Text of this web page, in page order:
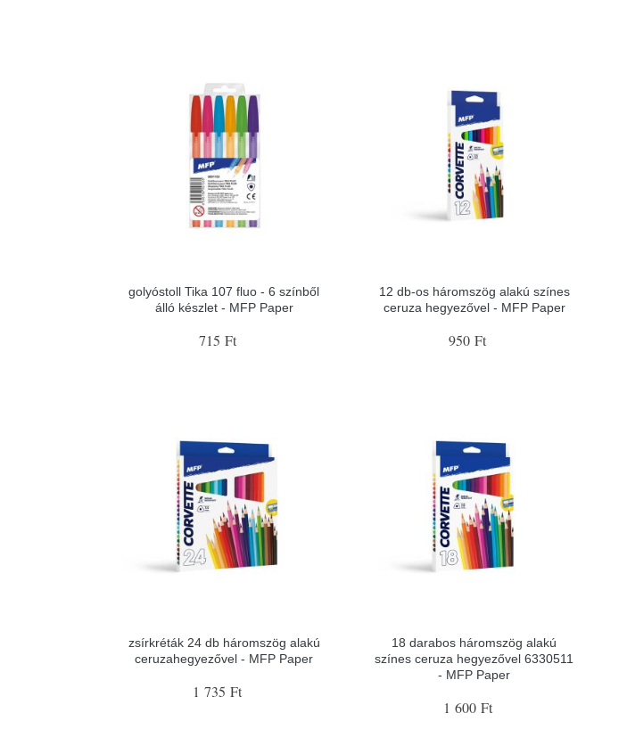
golyóstoll Tika 107 fluo - 6 színből
álló készlet - MFP Paper
715 Ft
12 db-os háromszög alakú színes
ceruza hegyezővel - MFP Paper
950 Ft
zsírkréták 24 db háromszög alakú
ceruzahegyezővel - MFP Paper
1 735 Ft
18 darabos háromszög alakú
színes ceruza hegyezővel 6330511
- MFP Paper
1 600 Ft